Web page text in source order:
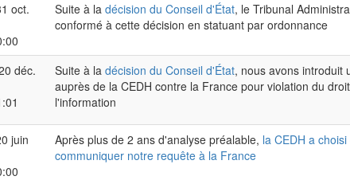
oct.
Suite à la décision du Conseil d'État, le Tribunal
conformé à cette décision en statuant par ordonnance
déc.
Suite à la décision du Conseil d'État, nous avons introduit
auprès de la CEDH contre la France pour violation du
l'information
juin
Après plus de 2 ans d'analyse préalable, la CEDH a choisi
communiquer notre requête à la France